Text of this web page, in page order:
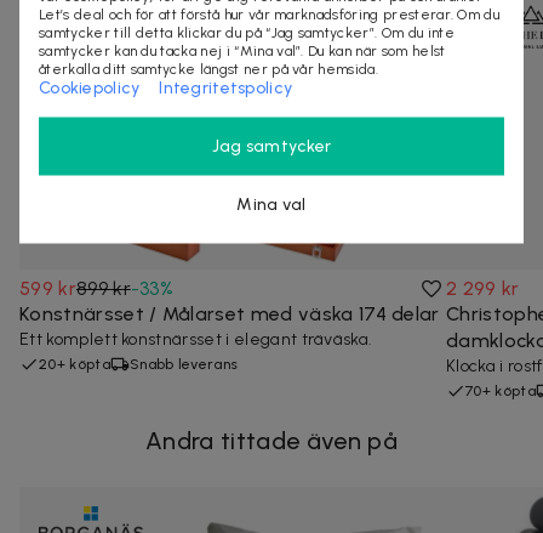
599 kr899 kr-33%
Konstnärsset / Målarset med väska 174 delar
Ett komplett konstnärsset i elegant träväska.
20+ köpta Snabb leverans
2 299 kr
Klocka i
70+ köpta
Andra tittade även på
Let’s deal och för att förstå hur vår marknadsföring presterar. Om du
samtycker till detta klickar du på “Jag samtycker”. Om du inte
samtycker kan du tacka nej i “Mina val”. Du kan när som helst
återkalla ditt samtycke längst ner på vår hemsida.
Cookiepolicy Integritetspolicy
Jag samtycker
Mina val